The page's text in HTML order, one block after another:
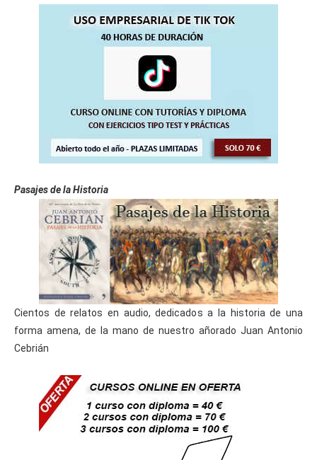
Pasajes de la Historia
Cientos de relatos en audio, dedicados a la historia de una
forma amena, de la mano de nuestro añorado Juan Antonio
Cebrián